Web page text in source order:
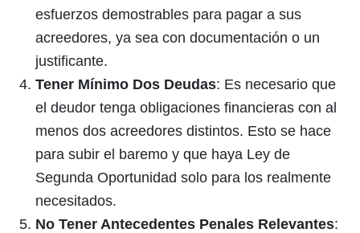
esfuerzos demostrables para pagar a sus
acreedores, ya sea con documentación o un
justificante.
Tener Mínimo Dos Deudas: Es necesario que
el deudor tenga obligaciones financieras con al
menos dos acreedores distintos. Esto se hace
para subir el baremo y que haya Ley de
Segunda Oportunidad solo para los realmente
necesitados.
No Tener Antecedentes Penales Relevantes: